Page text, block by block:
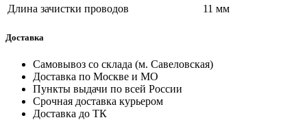
Длина зачистки проводов
11 мм
Доставка
Самовывоз со склада (м. Савеловская)
Доставка по Москве и МО
Пункты выдачи по всей России
Срочная доставка курьером
Доставка до ТК